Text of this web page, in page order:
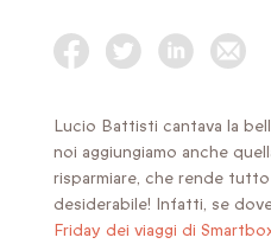
Lucio Battisti cantava la
noi aggiungiamo anche
risparmiare, che rende
desiderabile! Infatti, se
Friday dei viaggi di